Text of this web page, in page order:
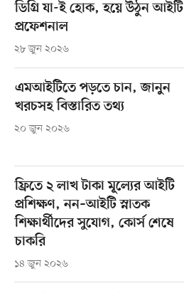
ডিগ্রি যা-ই হোক, হয়ে উঠুন আইটি
প্রফেশনাল
২৮ জুন ২০২৬
এমআইটিতে পড়তে চান, জানুন
খরচসহ বিস্তারিত তথ্য
২০ জুন ২০২৬
ফ্রিতে ২ লাখ টাকা মূল্যের আইটি
প্রশিক্ষণ, নন–আইটি স্নাতক
শিক্ষার্থীদের সুযোগ, কোর্স শেষে
চাকরি
১৪ জুন ২০২৬